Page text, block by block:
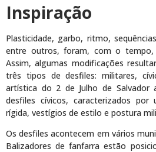
Inspiração
Plasticidade, garbo, ritmo,
entre outros, foram, com o tempo,
Assim, algumas modificações
três tipos de desfiles: militares,
artística do 2 de Julho de Salvador
desfiles cívicos, caracterizados por
rígida, vestígios de estilo e postura
Os desfiles acontecem em vários
Balizadores de fanfarra estão